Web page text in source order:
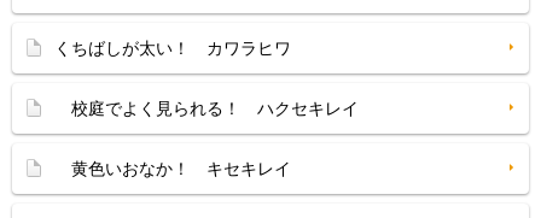
くちばしが太い！ カワラヒワ
校庭でよく見られる！ ハクセキレイ
黄色いおなか！ キセキレイ